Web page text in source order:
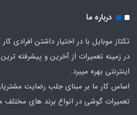
درباره ما
تکتاز موبایل با در اختیار داشتن افرادی
در زمینه تعمیرات از آخرین و پیشرفته
اینترنتی بهره میبرد.
اساس کار ما بر مبنای جلب رضایت
تعمیرات گوشی در انواع برند های مختلف